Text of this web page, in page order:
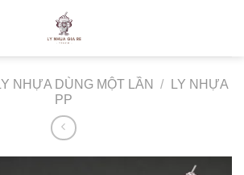
LY NHỰA DÙNG MỘT LẦN /
LY NHỰA
PP